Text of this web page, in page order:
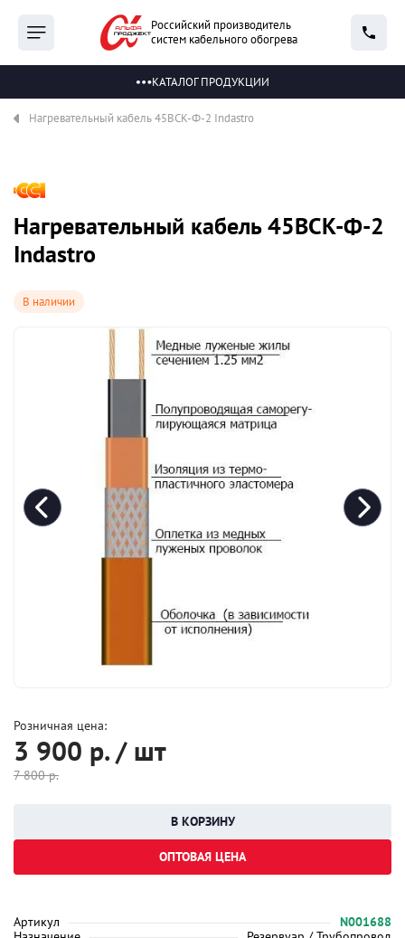
Российский производитель
систем кабельного обогрева
КАТАЛОГ ПРОДУКЦИИ
Нагревательный кабель 45ВСК-Ф-2 Indastro
В наличии
Нагревательный кабель 45ВСК-Ф-2
Indastro
Артикул
N001688
Розничная цена:
3 900 р. / шт
7 800р.
ОПТОВАЯ ЦЕНА